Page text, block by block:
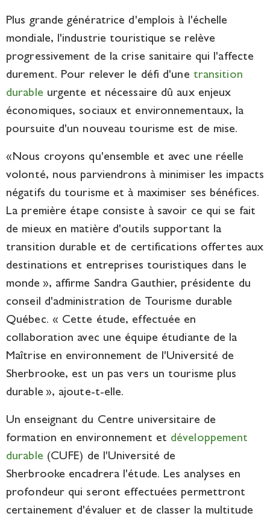
Plus grande génératrice d'emplois à l'échelle
mondiale, l'industrie touristique se relève
progressivement de la crise sanitaire qui l'affecte
durement. Pour relever le défi d'une transition
durable urgente et nécessaire dû aux enjeux
économiques, sociaux et environnementaux, la
poursuite d'un nouveau tourisme est de mise.
«Nous croyons qu'ensemble et avec une réelle
volonté, nous parviendrons à minimiser les impacts
négatifs du tourisme et à maximiser ses bénéfices.
La première étape consiste à savoir ce qui se fait
de mieux en matière d'outils supportant la
transition durable et de certifications offertes aux
destinations et entreprises touristiques dans le
monde », affirme Sandra Gauthier, présidente du
conseil d'administration de Tourisme durable
Québec. « Cette étude, effectuée en
collaboration avec une équipe étudiante de la
Maîtrise en environnement de l'Université de
Sherbrooke, est un pas vers un tourisme plus
durable », ajoute-t-elle.
Un enseignant du Centre universitaire de
formation en environnement et développement
durable (CUFE) de l'Université de
Sherbrooke encadrera l'étude. Les analyses en
profondeur qui seront effectuées permettront
certainement d'évaluer et de classer la multitude